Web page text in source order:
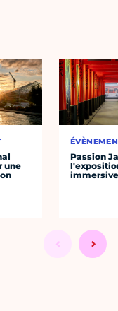
une
Passion